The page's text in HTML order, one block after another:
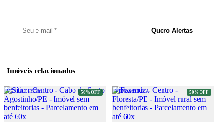
Quero Alertas
Imóveis relacionados
VENDA DIRETA 50% OFF VENDA DIRETA 50% OFF